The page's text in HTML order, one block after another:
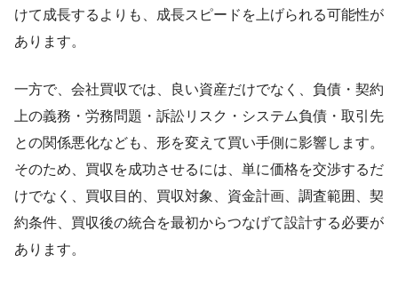
けて成長するよりも、成長スピードを上げられる可能性が
あります。
一方で、会社買収では、良い資産だけでなく、負債・契約
上の義務・労務問題・訴訟リスク・システム負債・取引先
との関係悪化なども、形を変えて買い手側に影響します。
そのため、買収を成功させるには、単に価格を交渉するだ
けでなく、買収目的、買収対象、資金計画、調査範囲、契
約条件、買収後の統合を最初からつなげて設計する必要が
あります。